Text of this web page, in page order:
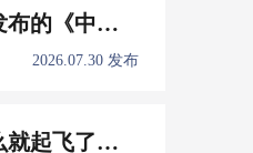
2026年最新发布的《中国船员发展报告》，暴露了哪些信息量？
2026.07.30 发布
二管薪资怎么就起飞了，下一个会是谁？